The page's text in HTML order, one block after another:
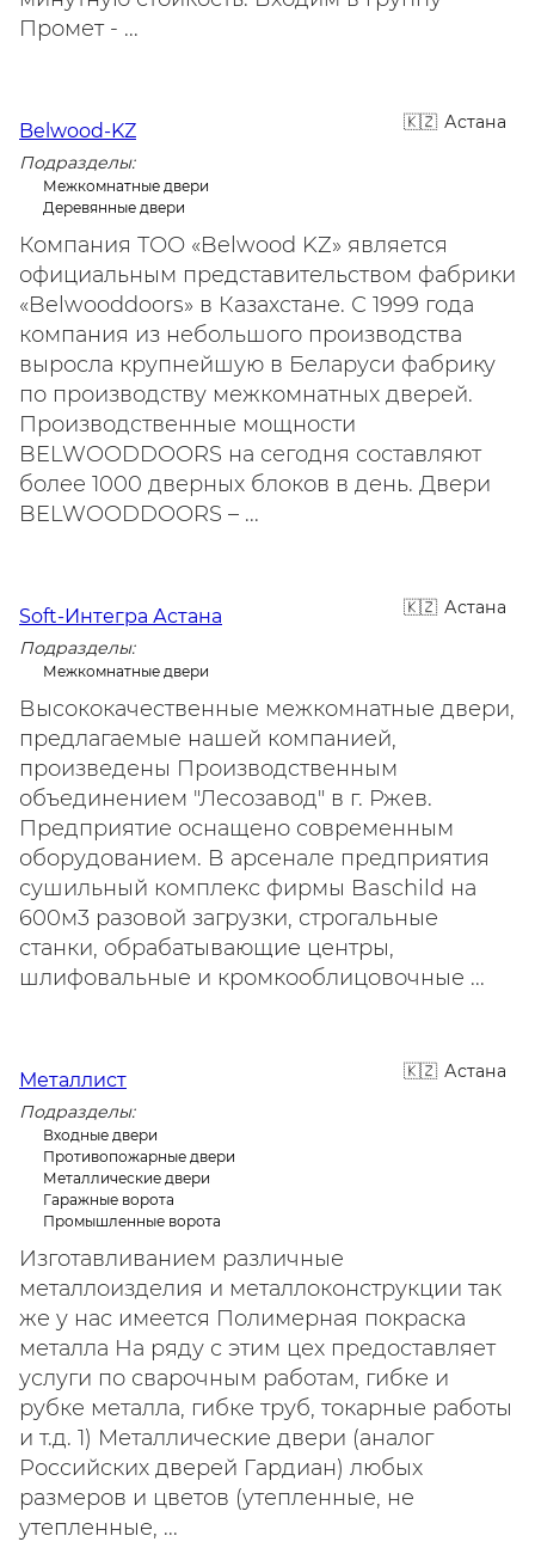
Промет - ...
Астана
Belwood-KZ
Подразделы:
Межкомнатные двери
Деревянные двери
Компания ТОО «Belwood KZ» является
официальным представительством фабрики
«Belwooddoors» в Казахстане. С 1999 года
компания из небольшого производства
выросла крупнейшую в Беларуси фабрику
по производству межкомнатных дверей.
Производственные мощности
BELWOODDOORS на сегодня составляют
более 1000 дверных блоков в день. Двери
BELWOODDOORS – ...
Астана
Soft-Интегра Астана
Подразделы:
Межкомнатные двери
Высококачественные межкомнатные двери,
предлагаемые нашей компанией,
произведены Производственным
объединением "Лесозавод" в г. Ржев.
Предприятие оснащено современным
оборудованием. В арсенале предприятия
сушильный комплекс фирмы Baschild на
600м3 разовой загрузки, строгальные
станки, обрабатывающие центры,
шлифовальные и кромкооблицовочные ...
Астана
Металлист
Подразделы:
Входные двери
Противопожарные двери
Металлические двери
Гаражные ворота
Промышленные ворота
Изготавливанием различные
металлоизделия и металлоконструкции так
же у нас имеется Полимерная покраска
металла На ряду с этим цех предоставляет
услуги по сварочным работам, гибке и
рубке металла, гибке труб, токарные работы
и т.д. 1) Металлические двери (аналог
Российских дверей Гардиан) любых
размеров и цветов (утепленные, не
утепленные, ...